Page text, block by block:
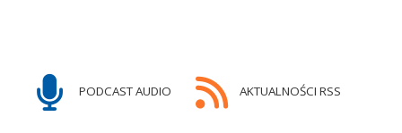
PODCAST AUDIO AKTUALNOŚCI RSS